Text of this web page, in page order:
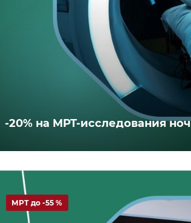
-20% на МРТ-исследования
МРТ до -55 %